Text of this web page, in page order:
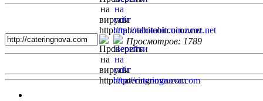
Просмотров: 1789